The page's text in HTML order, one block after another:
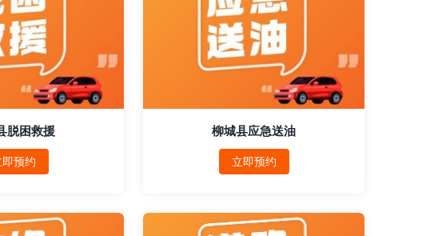
脱困救援
即预约
柳城县应急送油
立即预约